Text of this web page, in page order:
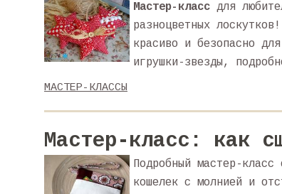
Мастер-класс для
разноцветных
красиво и безопасно
игрушки-звезды,
МАСТЕР-КЛАССЫ
Мастер-класс: как
Подробный мастер-
кошелек с молнией и